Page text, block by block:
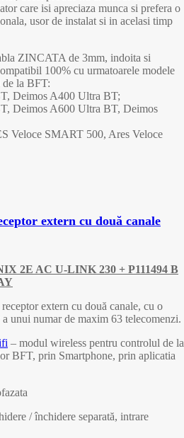
care isi apreciaza munca si prefera o
usor de instalat si in acelasi timp
ZINCATA de 3mm, indoita si
100% cu urmatoarele modele
de la BFT:
Deimos A400 Ultra BT;
Deimos A600 Ultra BT, Deimos
Veloce SMART 500, Ares Veloce
extern cu două canale
2E AC U-LINK 230 + P111494 B
extern cu două canale, cu o
a unui numar de maxim 63 telecomenzi.
– modul wireless pentru controlul de la
BFT, prin Smartphone, prin aplicatia
/ închidere separată, intrare